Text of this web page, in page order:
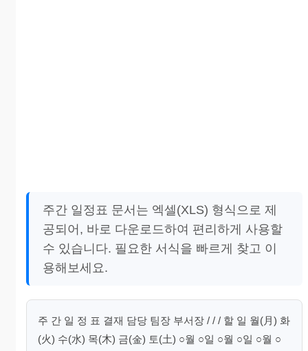
주간 일정표 문서는 엑셀(XLS) 형식으로 제
공되어, 바로 다운로드하여 편리하게 사용할
수 있습니다. 필요한 서식을 빠르게 찾고 이
용해보세요.
주 간 일 정 표 결재 담당 팀장 부서장 / / / 할 일 월(月) 화
(火) 수(水) 목(木) 금(金) 토(土) ○월 ○일 ○월 ○일 ○월 ○